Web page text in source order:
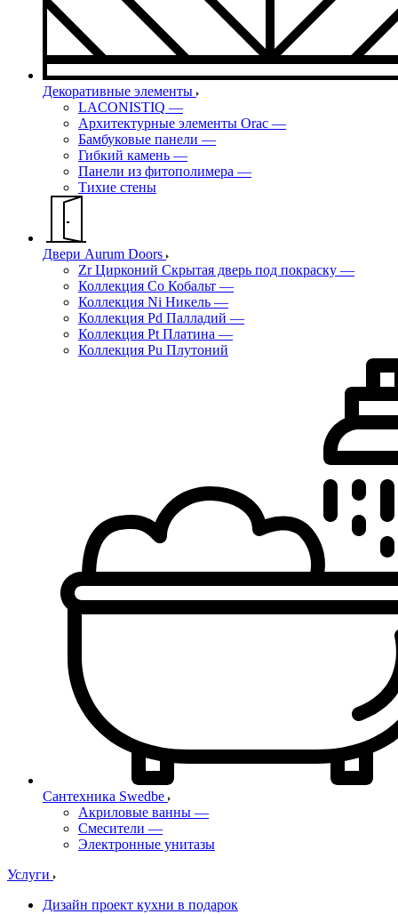
Декоративные элементы
LACONISTIQ —
Архитектурные элементы Orac —
Бамбуковые панели —
Гибкий камень —
Панели из фитополимера —
Тихие стены
Двери Aurum Doors
Zr Цирконий Скрытая дверь под покраску —
Коллекция Co Кобальт —
Коллекция Ni Никель —
Коллекция Pd Палладий —
Коллекция Pt Платина —
Коллекция Pu Плутоний
Сантехника Swedbe
Акриловые ванны —
Смесители —
Электронные унитазы
Услуги
Дизайн проект кухни в подарок